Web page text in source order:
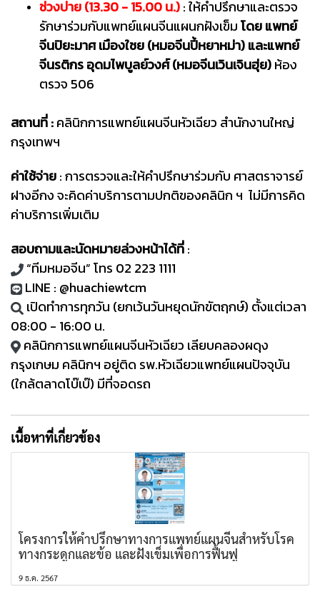
ช่วงบ่าย (13.30 - 15.00 น.): ให้คำปรึกษาและตรวจ
รักษาร่วมกับแพทย์แผนจีนแผนกฝังเข็มโดย แพทย์
จีนปิยะมาศ เมืองใชย (หมอจีนปี้หยาหม่า) และแพทย์
จีนรติกร อุดมไพบูลย์วงศ์ (หมอจีนเวินเจินฮุ่ย)ห้อง
ตรวจ 506
สถานที่ :คลินิกการแพทย์แผนจีนหัวเฉียว สำนักงานใหญ่
กรุงเทพฯ
ค่าใช้จ่าย: การตรวจและให้คำปรึกษาร่วมกับ ศาสตราจารย์
ฝางอีกง จะคิดค่าบริการตามปกติของคลินิก ฯ ไม่มีการคิด
ค่าบริการเพิ่มเติม
สอบถามและนัดหมายล่วงหน้าได้ที่:
“ทีมหมอจีน” โทร 02 223 1111
LINE : @huachiewtcm
เปิดทำการทุกวัน (ยกเว้นวันหยุดนักขัตฤกษ์) ตั้งแต่เวลา
08:00 - 16:00 น.
คลินิกการแพทย์แผนจีนหัวเฉียว เลียบคลองผดุง
กรุงเกษม คลินิกฯ อยู่ติด รพ.หัวเฉียวแพทย์แผนปัจจุบัน
(ใกล้ตลาดโบ๊เบ๊) มีที่จอดรถ
เนื้อหาที่เกี่ยวข้อง
โครงการให้คำปรึกษาทางการแพทย์แผนจีนสำหรับโรค
ทางกระดูกและข้อ และฝังเข็มเพื่อการฟื้นฟู
9 ธ.ค. 2567